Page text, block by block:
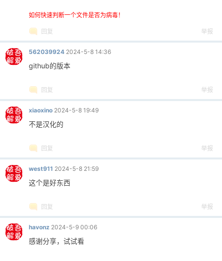
如何快速判断一个文件是否为病毒！
回复 举报
562039924 2024-5-8 14:36
github的版本
回复 举报
xiaoxino 2024-5-8 19:49
不是汉化的
回复 举报
west911 2024-5-8 21:59
这个是好东西
回复 举报
havonz 2024-5-9 00:06
感谢分享，试试看